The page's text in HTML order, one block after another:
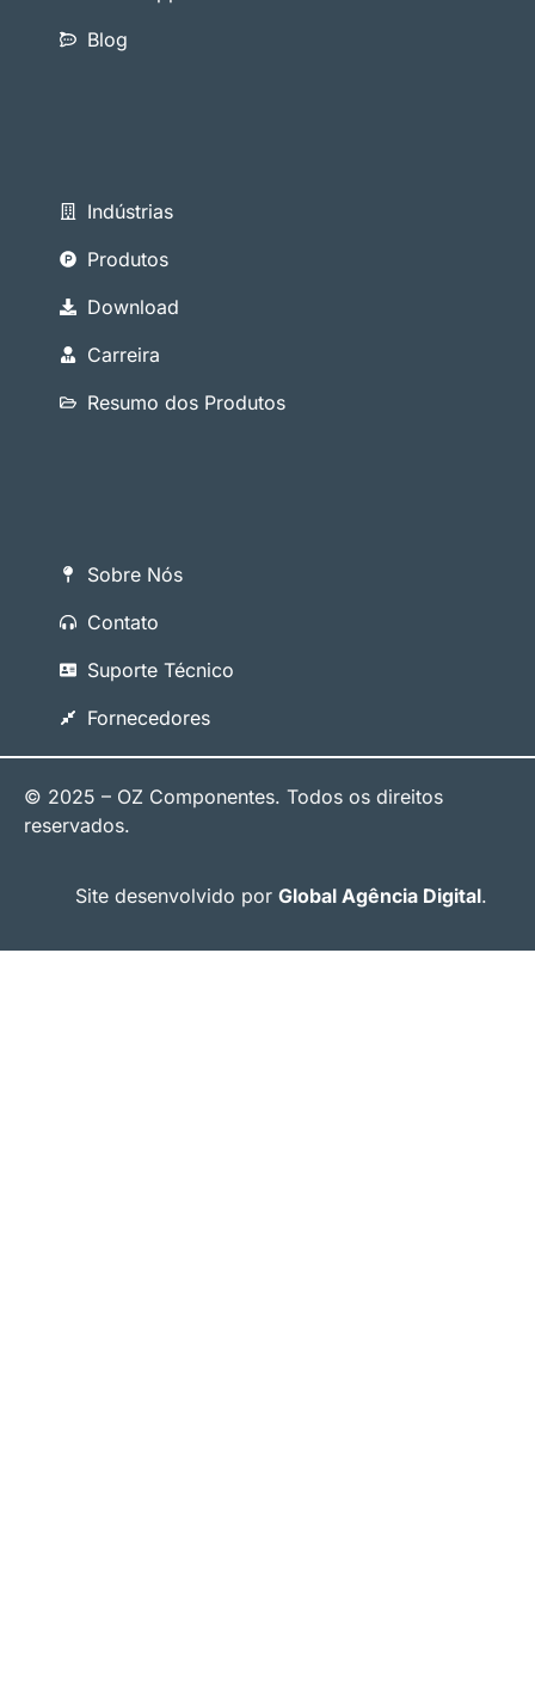
Blog
Indústrias
Produtos
Download
Carreira
Resumo dos Produtos
Sobre Nós
Contato
Suporte Técnico
Fornecedores
© 2025 – OZ Componentes. Todos os direitos
reservados.
Site desenvolvido por Global Agência Digital.